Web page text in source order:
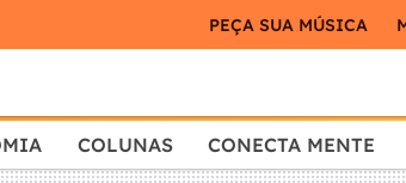
PEÇA SUA MÚSICA
COLUNAS CONECTA MENTE